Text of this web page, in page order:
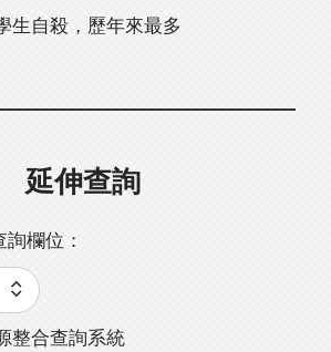
生自殺，歷年來最多
延伸查詢
欄位：
整合查詢系統